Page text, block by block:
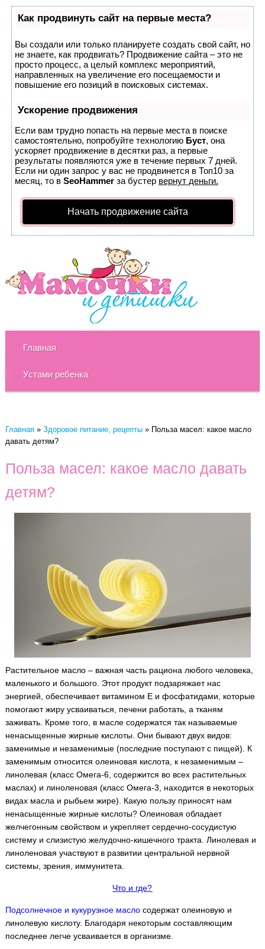
Как продвинуть сайт на первые места?
Вы создали или только планируете создать свой сайт, но
не знаете, как продвигать? Продвижение сайта – это не
просто процесс, а целый комплекс мероприятий,
направленных на увеличение его посещаемости и
повышение его позиций в поисковых системах.
Ускорение продвижения
Если вам трудно попасть на первые места в поиске
самостоятельно, попробуйте технологию Буст, она
ускоряет продвижение в десятки раз, а первые
результаты появляются уже в течение первых 7 дней.
Если ни один запрос у вас не продвинется в Топ10 за
месяц, то в SeoHammerза бустер вернут деньги.
Начать продвижение сайта
Главная
Устами ребенка
Главная» Здоровое питание, рецепты» Польза масел: какое масло
давать детям?
Польза масел: какое масло давать
детям?
Растительное масло – важная часть рациона любого человека,
маленького и большого. Этот продукт подзаряжает нас
энергией, обеспечивает витамином Е и фосфатидами, которые
помогают жиру усваиваться, печени работать, а тканям
заживать. Кроме того, в масле содержатся так называемые
ненасыщенные жирные кислоты. Они бывают двух видов:
заменимые и незаменимые (последние поступают с пищей). К
заменимым относится олеиновая кислота, к незаменимым –
линолевая (класс Омега-6, содержится во всех растительных
маслах) и линоленовая (класс Омега-3, находится в некоторых
видах масла и рыбьем жире). Какую пользу приносят нам
ненасыщенные жирные кислоты? Олеиновая обладает
желчегонным свойством и укрепляет сердечно-сосудистую
систему и слизистую желудочно-кишечного тракта. Линолевая и
линоленовая участвуют в развитии центральной нервной
системы, зрения, иммунитета.
Что и где?
Подсолнечное и кукурузное маслосодержат олеиновую и
линолевую кислоту. Благодаря некоторым составляющим
последнее легче усваивается в организме.